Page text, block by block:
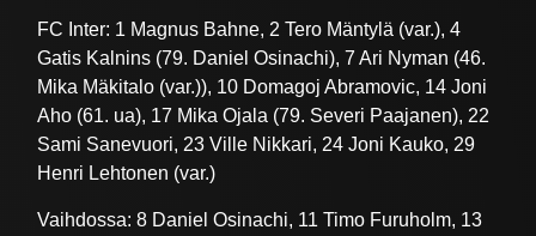
FC Inter: 1 Magnus Bahne, 2 Tero Mäntylä (var.), 4
Gatis Kalnins (79. Daniel Osinachi), 7 Ari Nyman (46.
Mika Mäkitalo (var.)), 10 Domagoj Abramovic, 14 Joni
Aho (61. ua), 17 Mika Ojala (79. Severi Paajanen), 22
Sami Sanevuori, 23 Ville Nikkari, 24 Joni Kauko, 29
Henri Lehtonen (var.)
Vaihdossa: 8 Daniel Osinachi, 11 Timo Furuholm, 13